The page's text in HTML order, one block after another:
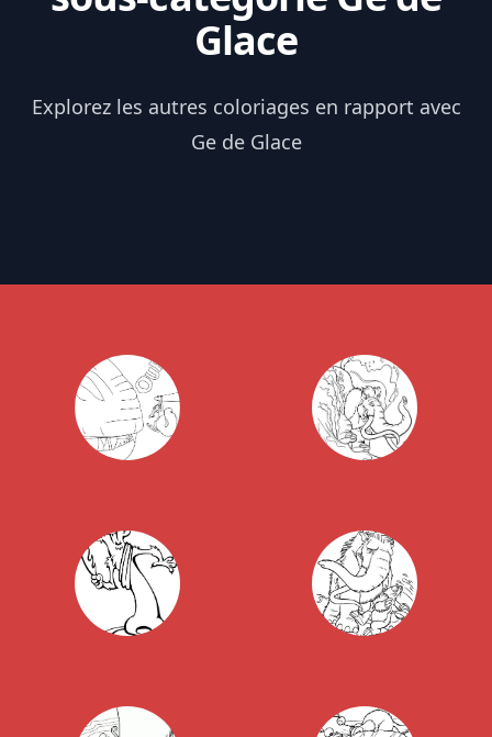
Glace
Explorez les autres coloriages en rapport avec
Ge de Glace